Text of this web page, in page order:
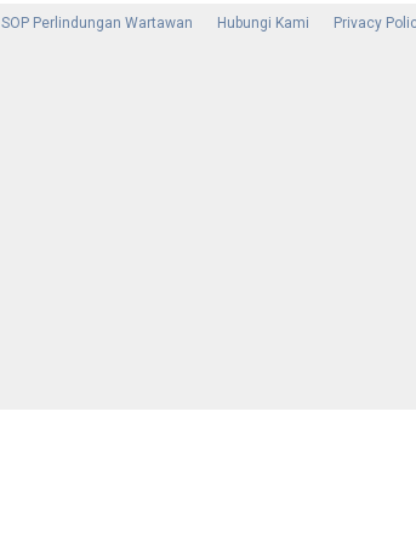
SOP Perlindungan Wartawan Hubungi Kami Privacy